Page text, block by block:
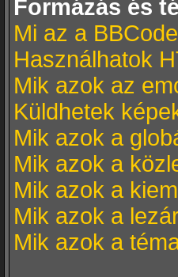
Formázás és
Mi az a
Használhatok
Mik azok az
Küldhetek
Mik azok a
Mik azok a
Mik azok a
Mik azok a
Mik azok a